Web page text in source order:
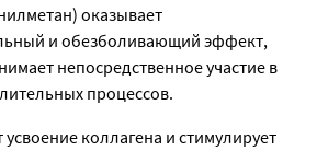
оказывает
и обезболивающий эффект,
непосредственное участие в
процессов.
коллагена и стимулирует